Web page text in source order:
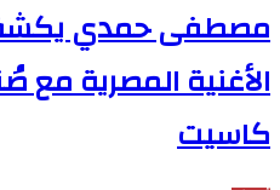
مصطفى حمدي يكشف
الأغنية المصرية
كاسيت